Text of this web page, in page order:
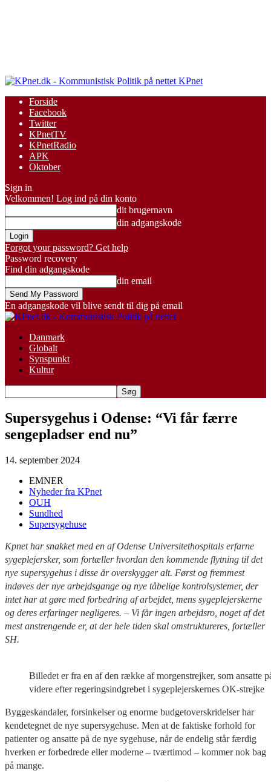
KPnet
Forside
Facebook
Twitter
KPnetTV
KPnetRadio
APK
Oktober
Sign in
Velkommen! Log ind på din konto
dit brugernavn
din adgangskode
Forgot your password? Get help
Password recovery
Find din adgangskode
din email
En adgangskode vil blive sendt til dig på email
Danmark
Globalt
Synspunkt
Kultur
Supersygehus i Odense: “Vi får færre
sengepladser end nu”
14. september 2024
EMNER
Nyheder fra KPnet
OUH
Sundhed
Supersygehuse
Kpnet har snakket med en af Odense Universitethospitals erfarne
sygeplejersker, som fortæller hvordan den kommende flytning til det
nye supersygehus i disse åroverskygger alt. Først og fremmest
indøves der nye arbejdsgange og nye tåbelige kontrolsystemer, der
intet har at gøre med forbedring af arbejdet, mens sygeplejerskerne
og deres erfaringernegligeres. – Vi får ingen arbejdsro, noget af det
mest anstrengende er, at der hele tiden skal omstruktureres, fortæller
SH.
Billedet er fra en af den række af morgenstrejker, som ansatte
videre efter regeringsindgrebet i sygeplejerskernes OK-strejke
Byggeskandaler, forsinkelser og enorme budgetoverskridelser har
kendetegnet de nye supersygehuse. Men at de faktiske forhold for
patienter og ansatte på de nye sygehuse, når de endelig står færdig
hverken er forbedrede eller moderne – tværtimod – kommer nok bag
på mange.